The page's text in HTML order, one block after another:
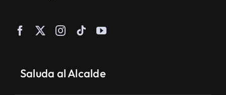
Saluda al Alcalde